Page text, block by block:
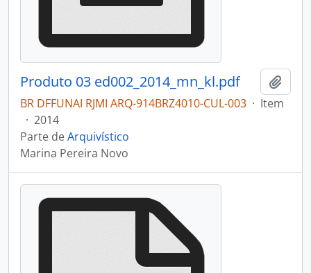
Produto 03 ed002_2014_mn_kl.pdf
BR DFFUNAI RJMI ARQ-914BRZ4010-CUL-003 · Item
· 2014
Parte deArquivístico
Marina Pereira Novo